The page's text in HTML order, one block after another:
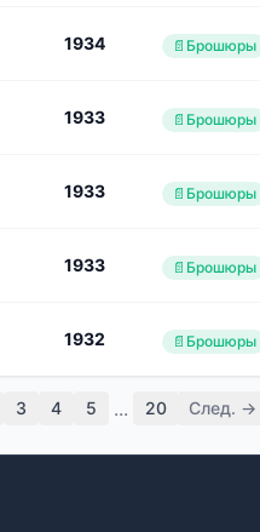
1934 📄 Брошюры
1933 📄 Брошюры
1933 📄 Брошюры
1933 📄 Брошюры
1932 📄 Брошюры
3 4 5 ... 20 След. →